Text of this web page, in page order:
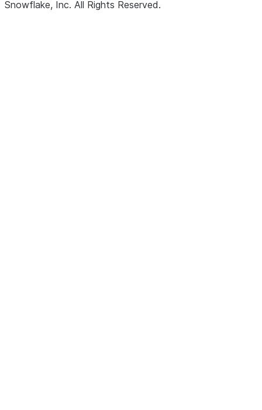
Snowflake, Inc. All Rights Reserved.